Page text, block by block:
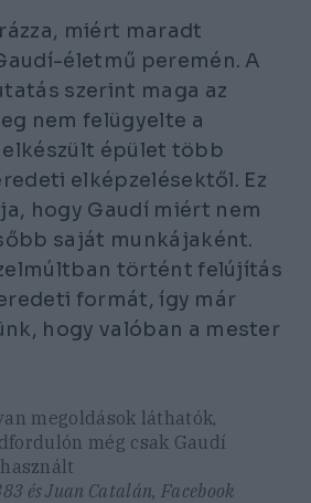
miért maradt
életmű peremén. A
szerint maga az
nem felügyelte a
elkészült épület több
elképzelésektől. Ez
hogy Gaudí miért nem
saját munkájaként.
történt felújítás
formát, így már
hogy valóban a mester
megoldások láthatók,
még csak Gaudí
használt
és Juan Catalán, Facebook